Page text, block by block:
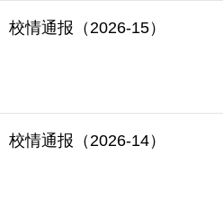
校情通报（2026-15）
校情通报（2026-14）